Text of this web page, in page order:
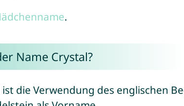
.
Name Crystal?
ist die Verwendung des englischen